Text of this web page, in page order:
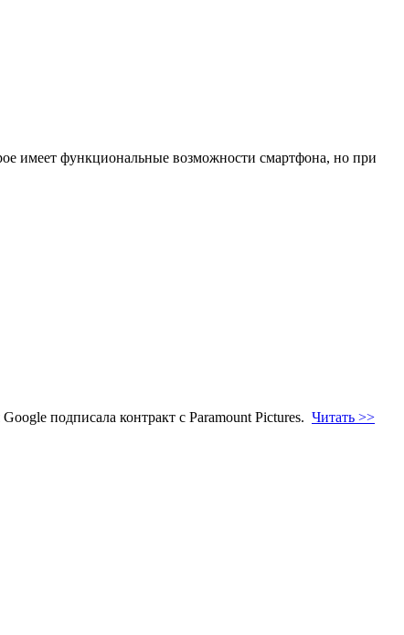
имеет функциональные возможности смартфона, но при
подписала контракт с Paramount Pictures. Читать >>